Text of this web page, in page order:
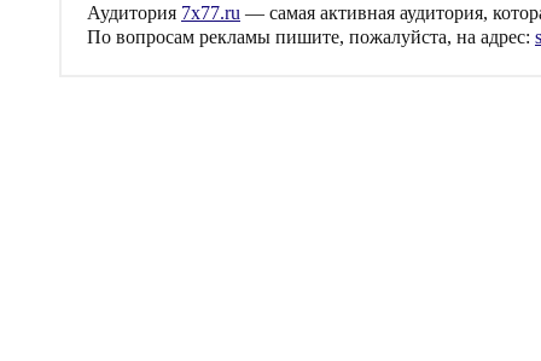
Аудитория 7x77.ru — самая активная аудитория,
По вопросам рекламы пишите, пожалуйста, на адрес: